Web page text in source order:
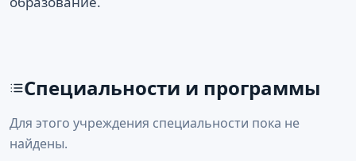
Специальности и программы
Для этого учреждения специальности пока не
найдены.